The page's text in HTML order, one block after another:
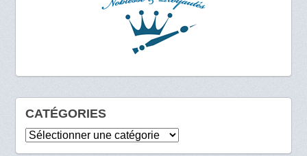
CATÉGORIES
Catégories